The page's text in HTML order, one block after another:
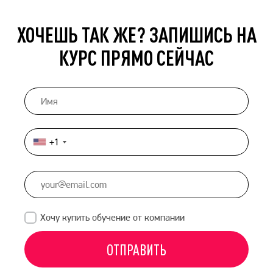
ХОЧЕШЬ ТАК ЖЕ? ЗАПИШИСЬ НА
КУРС ПРЯМО СЕЙЧАС
United
States
+1
+1
Хочу купить обучение от компании
ОТПРАВИТЬ